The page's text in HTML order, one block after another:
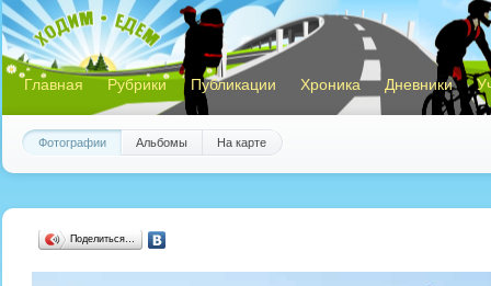
Главная Рубрики Публикации Хроника Дневники
Фотографии Альбомы На карте
Поделиться…